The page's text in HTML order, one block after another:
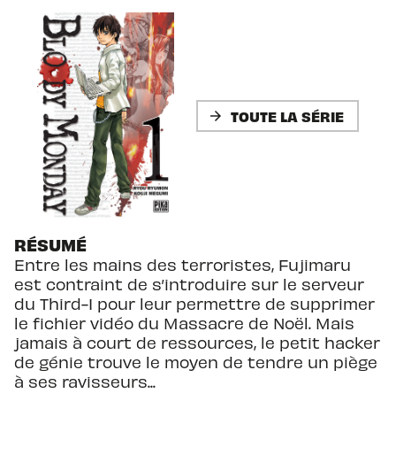
arrow_forward TOUTE LA SÉRIE
RÉSUMÉ
Entre les mains des terroristes, Fujimaru
est contraint de s’introduire sur le serveur
du Third-I pour leur permettre de supprimer
le fichier vidéo du Massacre de Noël. Mais
jamais à court de ressources, le petit hacker
de génie trouve le moyen de tendre un piège
à ses ravisseurs...